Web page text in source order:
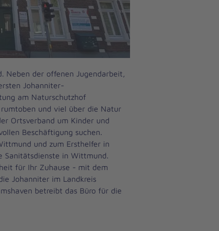
Neben der offenen Jugendarbeit,
Johanniter-
am Naturschutzhof
und viel über die Natur
Ortsverband um Kinder und
Beschäftigung suchen.
und zum Ersthelfer in
Sanitätsdienste in Wittmund.
für Ihr Zuhause - mit dem
Johanniter im Landkreis
betreibt das Büro für die